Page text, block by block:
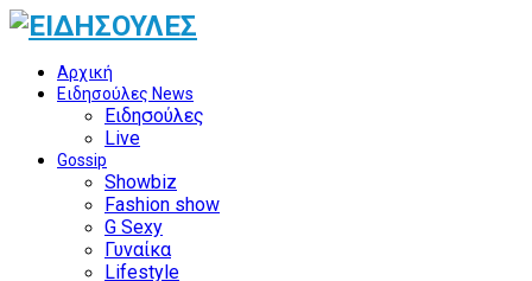
Αρχική
Ειδησούλες News
Ειδησούλες
Live
Gossip
Showbiz
Fashion show
G Sexy
Γυναίκα
Lifestyle